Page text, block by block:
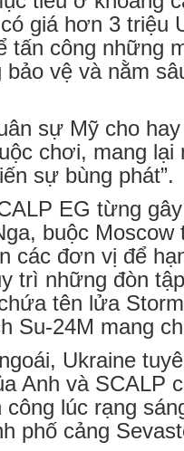
giá hơn 3 triệu
tấn công những
vệ và nằm
sự Mỹ cho
chơi, mang
sự bùng phát”.
EG từng
buộc
các đơn vị để
trì những đòn
tên lửa
Su-24M mang
Ukraine
Anh và SCALP
công lúc rạng
phố cảng